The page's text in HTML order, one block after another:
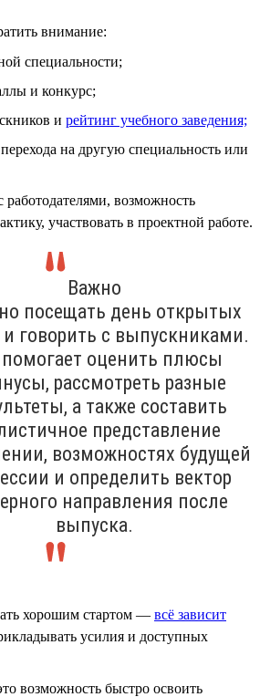
внимание:
специальности;
и конкурс;
и рейтинг учебного заведения;
на другую специальность или
работодателями, возможность
участвовать в проектной работе.
Важно
посещать день открытых
и говорить с выпускниками.
оценить плюсы
рассмотреть разные
а также составить
представление
возможностях будущей
и определить вектор
направления после
выпуска.
хорошим стартом — всё зависит
усилия и доступных
возможность быстро освоить